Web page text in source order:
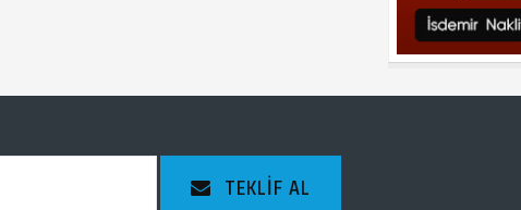
TEKLIF AL